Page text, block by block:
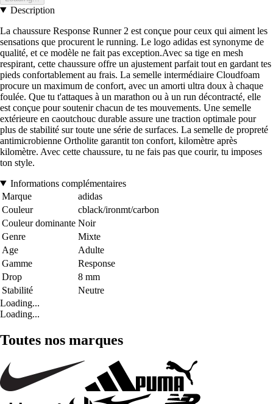
Description
La chaussure Response Runner 2 est conçue pour ceux qui aiment les
sensations que procurent le running. Le logo adidas est synonyme de
qualité, et ce modèle ne fait pas exception.Avec sa tige en mesh
respirant, cette chaussure offre un ajustement parfait tout en gardant tes
pieds confortablement au frais. La semelle intermédiaire Cloudfoam
procure un maximum de confort, avec un amorti ultra doux à chaque
foulée. Que tu t'attaques à un marathon ou à un run décontracté, elle
est conçue pour soutenir chacun de tes mouvements. Une semelle
extérieure en caoutchouc durable assure une traction optimale pour
plus de stabilité sur toute une série de surfaces. La semelle de propreté
antimicrobienne Ortholite garantit ton confort, kilomètre après
kilomètre. Avec cette chaussure, tu ne fais pas que courir, tu imposes
ton style.
Informations complémentaires
Marque
adidas
Couleur
cblack/ironmt/carbon
Couleur dominante Noir
Genre
Mixte
Age
Adulte
Gamme
Response
Drop
8 mm
Stabilité
Neutre
Loading...
Loading...
Toutes nos marques